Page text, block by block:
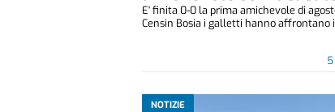
E' finita 0-0 la prima amichevole di
Censin Bosia i galletti hanno affrontano
NOTIZIE